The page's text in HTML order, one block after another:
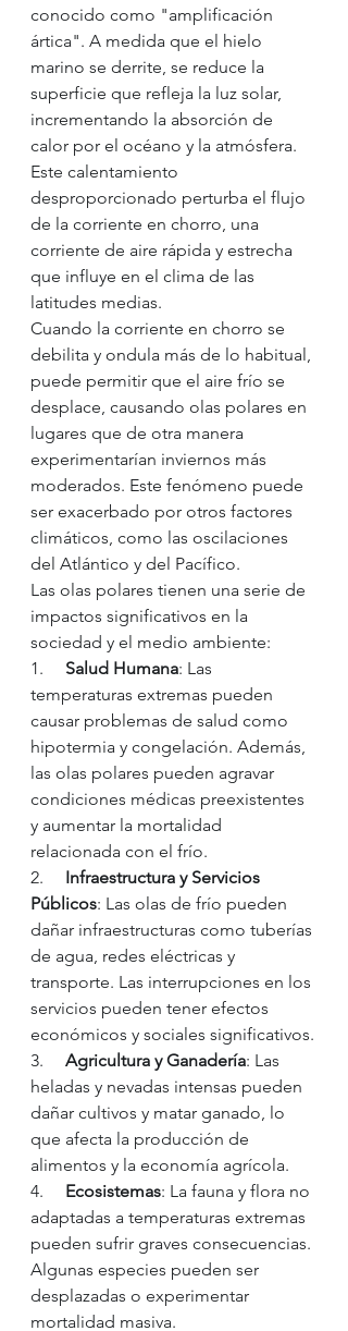
conocido como "amplificación
ártica". A medida que el hielo
marino se derrite, se reduce la
superficie que refleja la luz solar,
incrementando la absorción de
calor por el océano y la atmósfera.
Este calentamiento
desproporcionado perturba el flujo
de la corriente en chorro, una
corriente de aire rápida y estrecha
que influye en el clima de las
latitudes medias.
Cuando la corriente en chorro se
debilita y ondula más de lo habitual,
puede permitir que el aire frío se
desplace, causando olas polares en
lugares que de otra manera
experimentarían inviernos más
moderados. Este fenómeno puede
ser exacerbado por otros factores
climáticos, como las oscilaciones
del Atlántico y del Pacífico.
Las olas polares tienen una serie de
impactos significativos en la
sociedad y el medio ambiente:
1. Salud Humana: Las
temperaturas extremas pueden
causar problemas de salud como
hipotermia y congelación. Además,
las olas polares pueden agravar
condiciones médicas preexistentes
y aumentar la mortalidad
relacionada con el frío.
2. Infraestructura y Servicios
Públicos: Las olas de frío pueden
dañar infraestructuras como tuberías
de agua, redes eléctricas y
transporte. Las interrupciones en los
servicios pueden tener efectos
económicos y sociales significativos.
3. Agricultura y Ganadería: Las
heladas y nevadas intensas pueden
dañar cultivos y matar ganado, lo
que afecta la producción de
alimentos y la economía agrícola.
4. Ecosistemas: La fauna y flora no
adaptadas a temperaturas extremas
pueden sufrir graves consecuencias.
Algunas especies pueden ser
desplazadas o experimentar
mortalidad masiva.